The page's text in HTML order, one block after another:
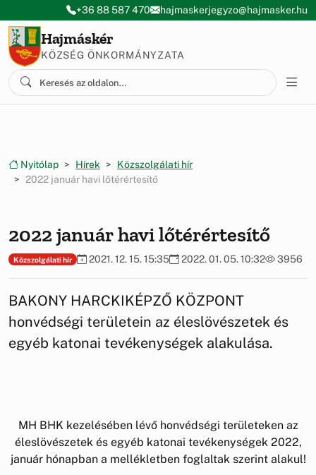
Ugrás a menüre
Ugrás a tartalomra
+36 88 587 470 hajmaskerjegyzo@hajmasker.hu
Hajmáskér
KÖZSÉG ÖNKORMÁNYZATA
Nyitólap Hírek
Közszolgálati hír
2022 január havi lőtérértesítő
2022 január havi lőtérértesítő
Közszolgálati hír 2021. 12. 15. 15:35 2022. 01. 05. 10:32 3956
BAKONY HARCKIKÉPZŐ KÖZPONT
honvédségi területein az éleslövészetek és
egyéb katonai tevékenységek alakulása.
MH BHK kezelésében lévő honvédségi területeken az
éleslövészetek és egyéb katonai tevékenységek 2022,
január hónapban a mellékletben foglaltak szerint alakul!